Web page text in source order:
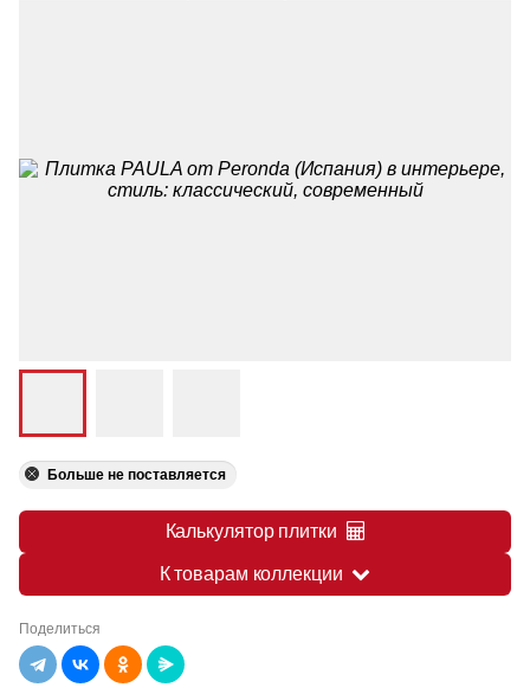
Больше не поставляется
Калькулятор плитки
К товарам коллекции
Поделиться